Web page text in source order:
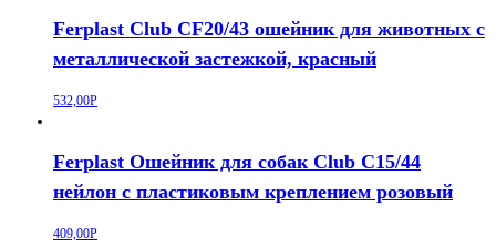
Ferplast Club CF20/43 ошейник для животных c
металлической застежкой, красный
532,00Р
Ferplast Ошейник для собак Club C15/44
нейлон с пластиковым креплением розовый
409,00Р